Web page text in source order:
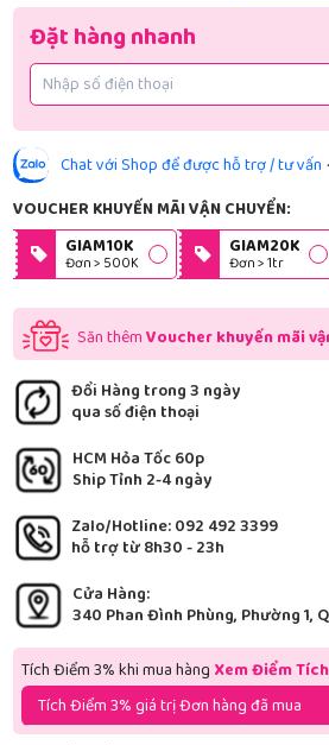
Đặt hàng nhanh
Chat với Shop để được hỗ trợ / tư vấn
VOUCHER KHUYẾN MÃI VẬN CHUYỂN:
GIAM10K
Đơn > 500K
GIAM20K
Đơn > 1tr
Săn thêmVoucher khuyến mãi
Đổi Hàng trong 3 ngày
qua số điện thoại
HCM Hỏa Tốc 60p
Ship Tỉnh 2-4 ngày
Zalo/Hotline: 092 492 3399
hỗ trợ từ 8h30 - 23h
Cửa Hàng:
340 Phan Đình Phùng, Phường 1,
Tích Điểm 3% khi mua hàng Xem Điểm
Tích Điểm 3% giá trị Đơn hàng đã mua